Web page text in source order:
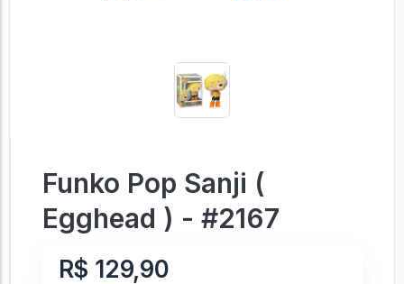
Funko Pop Sanji (
Egghead ) - #2167
R$ 129,90